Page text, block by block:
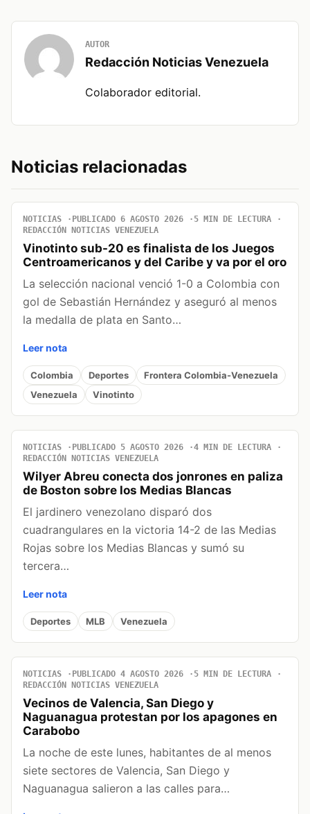
AUTOR
Redacción Noticias Venezuela
Colaborador editorial.
Noticias relacionadas
NOTICIAS PUBLICADO 6 AGOSTO 2026
5 MIN DE LECTURA
REDACCIÓN NOTICIAS VENEZUELA
Vinotinto sub-20 es finalista de los Juegos
Centroamericanos y del Caribe y va por el oro
La selección nacional venció 1-0 a Colombia con
gol de Sebastián Hernández y aseguró al menos
la medalla de plata en Santo…
Leer nota
Colombia Deportes
Frontera Colombia-Venezuela
Venezuela
Vinotinto
NOTICIAS PUBLICADO 5 AGOSTO 2026
4 MIN DE LECTURA
REDACCIÓN NOTICIAS VENEZUELA
Wilyer Abreu conecta dos jonrones en paliza
de Boston sobre los Medias Blancas
El jardinero venezolano disparó dos
cuadrangulares en la victoria 14-2 de las Medias
Rojas sobre los Medias Blancas y sumó su
tercera…
Leer nota
Deportes MLB Venezuela
NOTICIAS PUBLICADO 4 AGOSTO 2026
5 MIN DE LECTURA
REDACCIÓN NOTICIAS VENEZUELA
Vecinos de Valencia, San Diego y
Naguanagua protestan por los apagones en
Carabobo
La noche de este lunes, habitantes de al menos
siete sectores de Valencia, San Diego y
Naguanagua salieron a las calles para…